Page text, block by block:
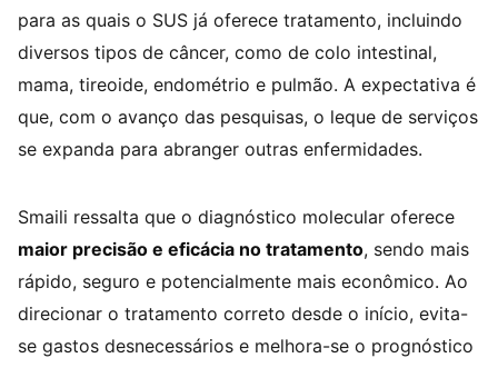
para as quais o SUS já oferece tratamento, incluindo
diversos tipos de câncer, como de colo intestinal,
mama, tireoide, endométrio e pulmão. A expectativa é
que, com o avanço das pesquisas, o leque de serviços
se expanda para abranger outras enfermidades.
Smaili ressalta que o diagnóstico molecular oferece
maior precisão e eficácia no tratamento, sendo mais
rápido, seguro e potencialmente mais econômico. Ao
direcionar o tratamento correto desde o início, evita-
se gastos desnecessários e melhora-se o prognóstico